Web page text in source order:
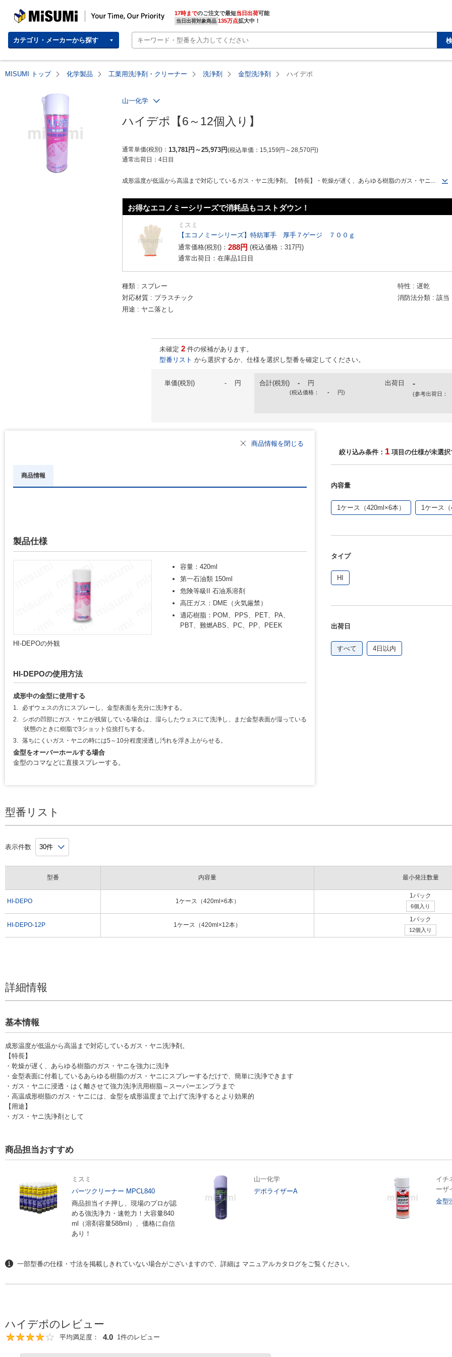
MISUMI | Your Time, Our Priority 17時までのご注文で最短当日出荷
当日出荷対象商品 135万点拡大中！
カテゴリ・メーカーから探す
MISUMI トップ 化学製品 工業用洗浄剤・クリーナー 洗浄剤 金型洗浄剤 ハイデポ
山一化学
ハイデポ【6～12個入り】
通常単価(税別) 13,781円 ～25,973円 税込単価 15,159円 ～28,570円
通常出荷日： 4日目
成形温度が低温から高温まで対応しているガス・ヤニ洗浄剤。【特長】・乾燥が遅く、あらゆる樹脂のガス・ヤニ...
お得なエコノミーシリーズで消耗品もコストダウン！
ミスミ
【エコノミーシリーズ】特紡軍手 厚手７ゲージ ７００ｇ
通常価格(税別)： 288円 (税込価格： 317円)
通常出荷日：在庫品1日目
種類 スプレー 特性
遅乾
対応材質
プラスチック 消防法分類
該当
用途
ヤニ落とし
未確定 2 件の候補があります。
型番リスト から選択するか、仕様を選択し型番を確定してください。
単価(税別) - 円 合計(税別) - 円
(税込価格： - 円)
出荷日 -
(参考出荷日：
商品情報を閉じる
商品情報
製品仕様
HI-DEPOの外観
容量：420ml
第一石油類 150ml
危険等級II 石油系溶剤
高圧ガス：DME（火気厳禁）
適応樹脂：POM、PPS、PET、PA、
PBT、難燃ABS、PC、PP、PEEK
HI-DEPOの使用方法
成形中の金型に使用する
1.
必ずウェスの方にスプレーし、金型表面を充分に洗浄する。
2.
シボの凹部にガス・ヤニが残留している場合は、湿らしたウェスにて洗浄し、まだ金型表面が湿っている
状態のときに樹脂で3ショット位捨打ちする。
3. 落ちにくいガス・ヤニの時には5～10分程度浸透し汚れを浮き上がらせる。
金型をオーバーホールする場合
金型のコマなどに直接スプレーする。
左：洗浄前、右：洗浄後
注意・禁止事項
*1
使用後「DXクリーナー」で洗浄の上、「バリアガードバード2」又は、「サプリミスト」で防錆処理し
てください。また、上記製品で溶かされない潤滑剤「NS1001グリース」、「スプレーグリースYC」を
ご使用になれば、油の溶出を抑えられます。
*2 人体に向けて使用しないでください。吸入飲用すると有害です。
*3 一部のプラスチック金型には使用できない材質がありますので目立たない部分で試し塗するか、お問い
合わせの上ご使用ください。
*4 用途以外に使用しないでください。
*5 ゴムやプラスチック製品に直接使用しないでください。
*6 容器を落としたり、衝撃を与えないでください。
*7
換気の良い所で使用してください。
*9
缶を逆さまに使用しないでください。噴出方向を確認してから使用してください。
開発秘話
絞り込み条件： 1 項目の仕様が未選択
内容量
1ケース（420ml×6本） 1ケース（
タイプ
HI
出荷日
すべて 4日以内
型番リスト
表示件数
型番
HI-DEPO
HI-DEPO-12P
内容量 最小発注数量
1ケース（420ml×6本）
1パック
6個入り
1ケース（420ml×12本）
1パック
12個入り
詳細情報
基本情報
成形温度が低温から高温まで対応しているガス・ヤニ洗浄剤。
【特長】
・乾燥が遅く、あらゆる樹脂のガス・ヤニを強力に洗浄
・金型表面に付着しているあらゆる樹脂のガス・ヤニにスプレーするだけで、簡単に洗浄できます
・ガス・ヤニに浸透・はく離させて強力洗浄汎用樹脂～スーパーエンプラまで
・高温成形樹脂のガス・ヤニには、金型を成形温度まで上げて洗浄するとより効果的
【用途】
・ガス・ヤニ洗浄剤として
商品担当おすすめ
ミスミ
パーツクリーナー MPCL840
商品担当イチ押し、現場のプロが認
める強洗浄力・速乾力！大容量840
ml（溶剤容量588ml）、価格に自信
あり！
山一化学
デポライザーA
イチ
ーザ
金型
一部型番の仕様・寸法を掲載しきれていない場合がございますので、詳細は マニュアルカタログをご覧ください。
ハイデポのレビュー
4
平均満足度： 4.0 1件のレビュー